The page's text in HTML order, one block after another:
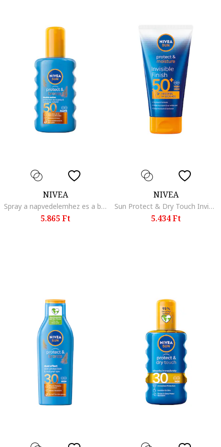
NIVEA
Spray a napvedelemhez es a barnulashoz Sun Protect & Bronze, 50 SPF
5.865 Ft
NIVEA
Sun Protect & Dry Touch Invisible napvédő krém, SPF 50+, 150 ml
5.434 Ft